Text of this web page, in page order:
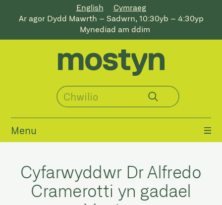
English
Cymraeg
Ar agor Dydd Mawrth – Sadwrn, 10:30yb – 4:30yp
Mynediad am ddim
Menu
Cyfarwyddwr Dr Alfredo
Cramerotti yn gadael